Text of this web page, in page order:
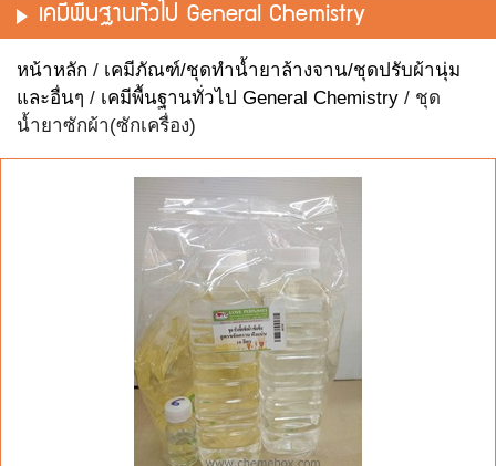
เคมีพื้นฐานทั่วไป General Chemistry
หน้าหลัก / เคมีภัณฑ์/ชุดทำน้ำยาล้างจาน/ชุดปรับผ้านุ่ม
และอื่นๆ / เคมีพื้นฐานทั่วไป General Chemistry / ชุด
น้ำยาซักผ้า(ซักเครื่อง)